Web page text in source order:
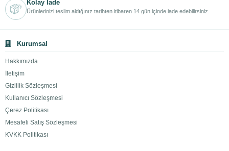
Kolay İade
Ürünlerinizi teslim aldığınız tarihten itibaren 14 gün içinde iade edebilirsiniz.
Kurumsal
Hakkımızda
İletişim
Gizlilik Sözleşmesi
Kullanıcı Sözleşmesi
Çerez Politikası
Mesafeli Satış Sözleşmesi
KVKK Politikası